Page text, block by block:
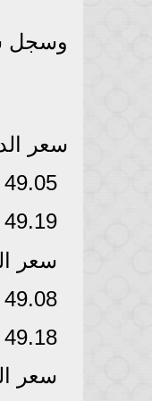
وسجل
سعر
49.05 جنيه للشراء.
49.19 جنيه للبيع.
سعر
49.08 جنيه للشراء.
49.18 جنيه للبيع.
سعر